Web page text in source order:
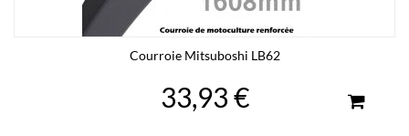
Courroie Mitsuboshi LB62
33,93 €